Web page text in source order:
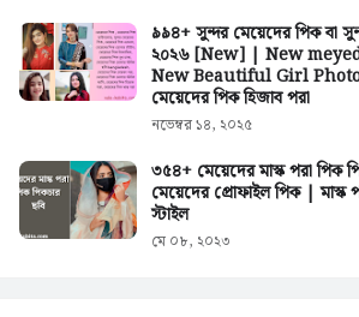
৯৯৪+ সুন্দর মেয়েদের পিক বা
২০২৬ [New] | New
New Beautiful Girl
মেয়েদের পিক হিজাব পরা
নভেম্বর ১৪, ২০২৫
৩৫৪+ মেয়েদের মাস্ক পরা পিক
মেয়েদের প্রোফাইল পিক | মাস্ক
স্টাইল
মে ০৮, ২০২৩